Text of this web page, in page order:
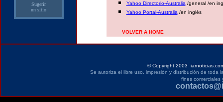
Sugerir
un sitio
Yahoo Directorio-Australia /general /en
Yahoo Portal-Australia /en inglés
VOLVER A HOME
© Copyright 2003
Se autoriza el libre uso, impresión y distribución de toda
fines comerciales